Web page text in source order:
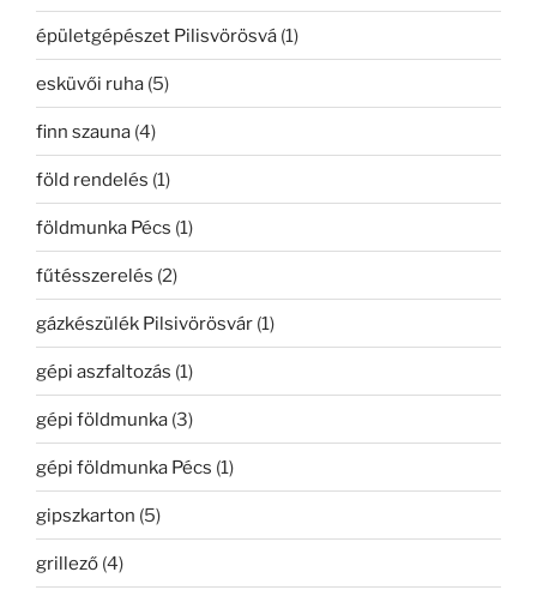
épületgépészet Pilisvörösvá (1)
esküvői ruha (5)
finn szauna (4)
föld rendelés (1)
földmunka Pécs (1)
fűtésszerelés (2)
gázkészülék Pilsivörösvár (1)
gépi aszfaltozás (1)
gépi földmunka (3)
gépi földmunka Pécs (1)
gipszkarton (5)
grillező (4)